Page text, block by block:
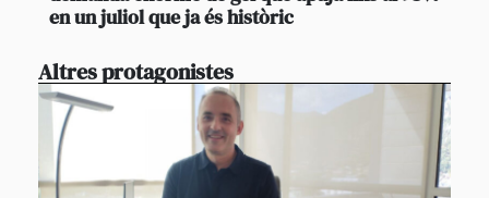
en un juliol que ja és històric
Altres protagonistes